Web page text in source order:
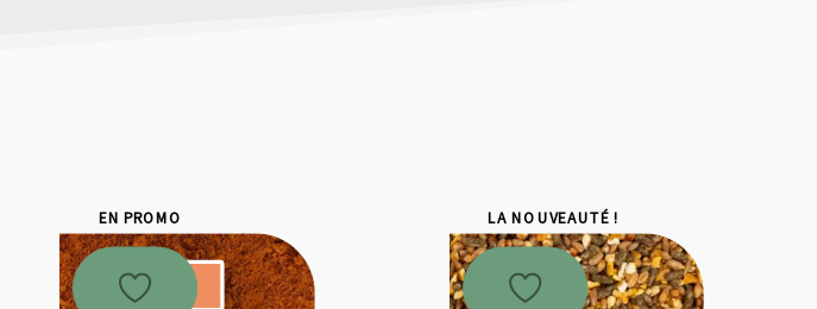
EN PROMO
Promo !
LA NOUVEAUTÉ !